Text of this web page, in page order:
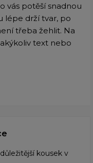
vás potěší snadnou
lépe drží tvar, po
třeba žehlit. Na
text nebo
kousek v